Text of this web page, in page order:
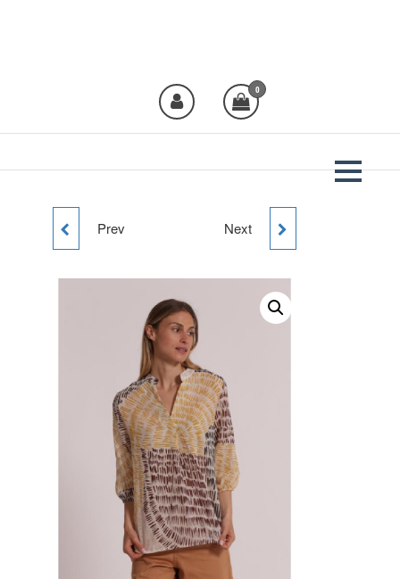
Plural!
0
CAMISA CROPPED
MUA
Prev CAMISA MANGA CORTA
Next